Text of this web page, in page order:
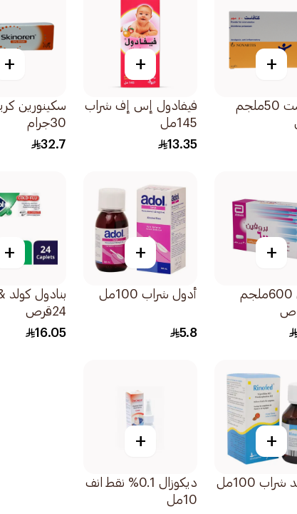
+
كاتافاست 50ملجم
+
فيفادول إس إف شراب
145مل
13.35
+
30جرام
32.7
+
بروفين 600ملجم
+
أدول شراب 100مل
5.8
+
بنادول كولد
24قرص
16.05
+
100مل
+
ديكوزال 0.1% نقط انف
10مل